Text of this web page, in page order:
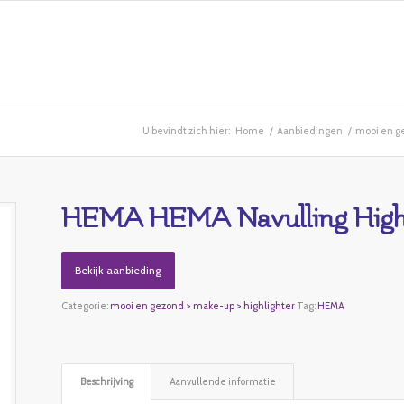
U bevindt zich hier: Home / Aanbiedingen / mooi en
HEMA HEMA Navulling
Bekijk aanbieding
Categorie: mooi en gezond > make-up > highlighter Tag: HEMA
Beschrijving Aanvullende informatie